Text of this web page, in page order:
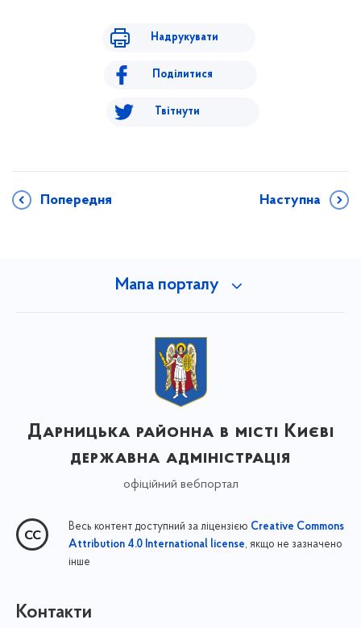
Надрукувати
Поділитися
Твітнути
Попередня Наступна
Мапа порталу
Дарницька районна в місті Києві
державна адміністрація
офіційний вебпортал
Весь контент доступний за ліцензією Creative Commons
Attribution 4.0 International license, якщо не зазначено
інше
Контакти